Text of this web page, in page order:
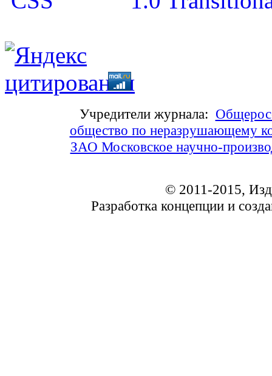
Учредители журнала:
общество по неразрушающему
ЗАО Московское научно-
© 2011-2015,
Разработка концепции и